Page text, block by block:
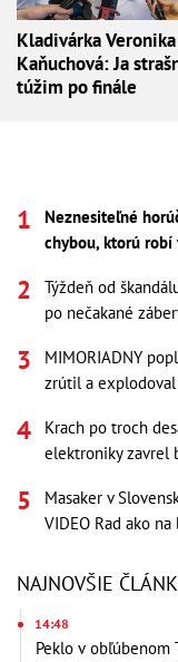
Kladivárka Veronika
Kaňuchová: Ja
túžim po finále
Neznesiteľné
chybou, ktorú robí
Týždeň od
po nečakané
MIMORIADNY
zrútil a
Krach po troch
elektroniky zavrel
Masaker v
VIDEO Rad ako
NAJNOVŠIE
14:48
Peklo v obľúbenom